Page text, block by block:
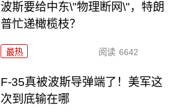
波斯要给中东\"物理断网\"，特朗
普忙递橄榄枝？
最热 阅读 6642
F-35真被波斯导弹端了！美军这
次到底输在哪